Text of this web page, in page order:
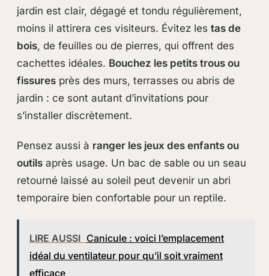
jardin est clair, dégagé et tondu régulièrement,
moins il attirera ces visiteurs. Évitez les tas de
bois, de feuilles ou de pierres, qui offrent des
cachettes idéales. Bouchez les petits trous ou
fissuresprès des murs, terrasses ou abris de
jardin : ce sont autant d’invitations pour
s’installer discrètement.
Pensez aussi à ranger les jeux des enfants ou
outilsaprès usage. Un bac de sable ou un seau
retourné laissé au soleil peut devenir un abri
temporaire bien confortable pour un reptile.
LIRE AUSSI Canicule : voici l’emplacement
idéal du ventilateur pour qu’il soit vraiment
efficace